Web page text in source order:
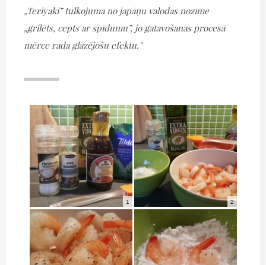
„Teriyaki” tulkojumā no japāņu valodas nozīmē
„grilēts, cepts ar spīdumu”, jo gatavošanas procesā
mērce rada glazējošu efektu."
1 2